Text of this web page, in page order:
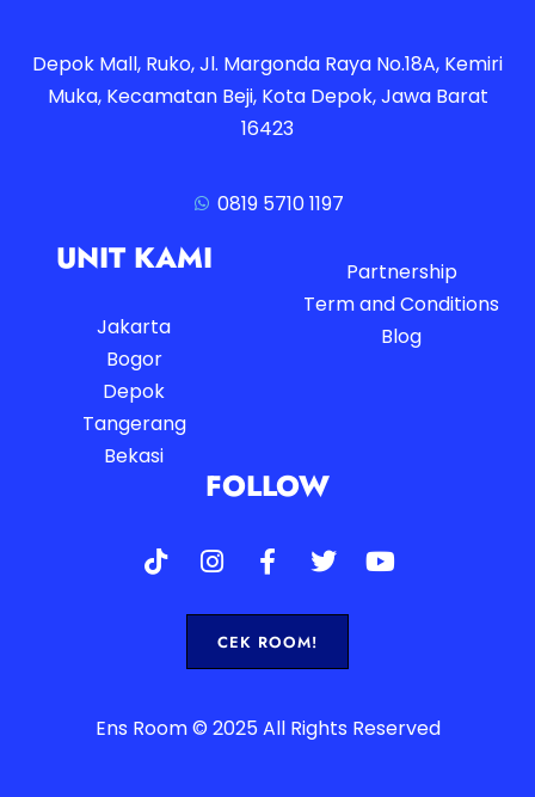
Depok Mall, Ruko, Jl. Margonda Raya No.18A, Kemiri
Muka, Kecamatan Beji, Kota Depok, Jawa Barat
16423
0819 5710 1197
UNIT KAMI
Jakarta
Bogor
Depok
Tangerang
Bekasi
Partnership
Term and Conditions
Blog
FOLLOW
CEK ROOM!
Ens Room © 2025 All Rights Reserved